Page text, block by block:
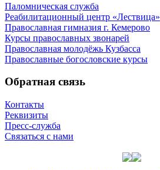
Паломническая служба
Реабилитационный центр «Лествица»
Православная гимназия г. Кемерово
Курсы православных звонарей
Православная молодёжь Кузбасса
Православные богословские курсы
Обратная связь
Контакты
Реквизиты
Пресс-служба
Связаться с нами